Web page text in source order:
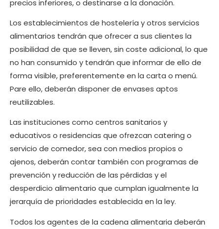
precios inferiores, o destinarse a la donación.
Los establecimientos de hostelería y otros servicios
alimentarios tendrán que ofrecer a sus clientes la
posibilidad de que se lleven, sin coste adicional, lo que
no han consumido y tendrán que informar de ello de
forma visible, preferentemente en la carta o menú.
Pare ello, deberán disponer de envases aptos
reutilizables.
Las instituciones como centros sanitarios y
educativos o residencias que ofrezcan catering o
servicio de comedor, sea con medios propios o
ajenos, deberán contar también con programas de
prevención y reducción de las pérdidas y el
desperdicio alimentario que cumplan igualmente la
jerarquía de prioridades establecida en la ley.
Todos los agentes de la cadena alimentaria deberán